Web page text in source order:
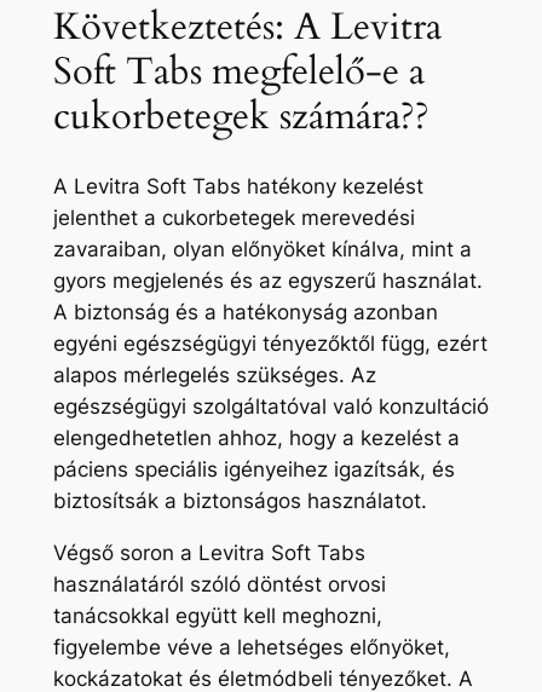
Következtetés: A Levitra
Soft Tabs megfelelő-e a
cukorbetegek számára??
A Levitra Soft Tabs hatékony kezelést
jelenthet a cukorbetegek merevedési
zavaraiban, olyan előnyöket kínálva, mint a
gyors megjelenés és az egyszerű használat.
A biztonság és a hatékonyság azonban
egyéni egészségügyi tényezőktől függ, ezért
alapos mérlegelés szükséges. Az
egészségügyi szolgáltatóval való konzultáció
elengedhetetlen ahhoz, hogy a kezelést a
páciens speciális igényeihez igazítsák, és
biztosítsák a biztonságos használatot.
Végső soron a Levitra Soft Tabs
használatáról szóló döntést orvosi
tanácsokkal együtt kell meghozni,
figyelembe véve a lehetséges előnyöket,
kockázatokat és életmódbeli tényezőket. A